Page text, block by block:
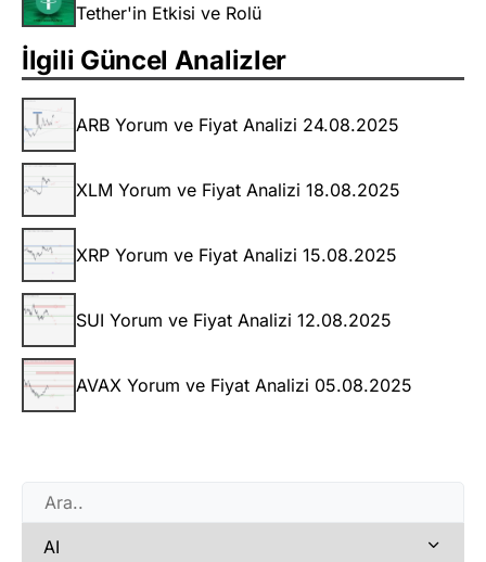
Tether'in Etkisi ve Rolü
İlgili Güncel Analizler
ARB Yorum ve Fiyat Analizi 24.08.2025
XLM Yorum ve Fiyat Analizi 18.08.2025
XRP Yorum ve Fiyat Analizi 15.08.2025
SUI Yorum ve Fiyat Analizi 12.08.2025
AVAX Yorum ve Fiyat Analizi 05.08.2025
AI